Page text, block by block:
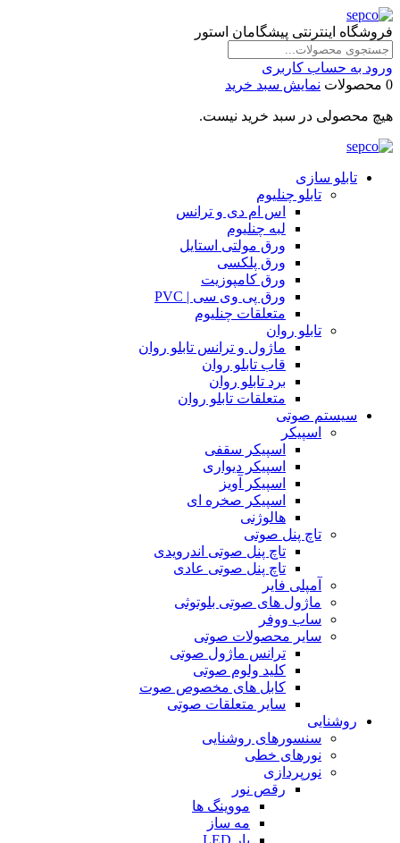
فروشگاه اینترنتی پیشگامان استور
ورود به حساب کاربری
0 محصولات
نمایش سبد خرید
هیچ محصولی در سبد خرید نیست.
تابلو سازی
تابلو چنلیوم
اس ام دی و ترانس
لبه چنلیوم
ورق مولتی استایل
ورق پلکسی
ورق کامپوزیت
ورق پی وی سی | PVC
متعلقات چنلیوم
تابلو روان
ماژول و ترانس تابلو روان
قاب تابلو روان
برد تابلو روان
متعلقات تابلو روان
سیستم صوتی
اسپیکر
اسپیکر سقفی
اسپیکر دیواری
اسپیکر آویز
اسپیکر صخره ای
هالوژنی
تاچ پنل صوتی
تاچ پنل صوتی اندرویدی
تاچ پنل صوتی عادی
آمپلی فایر
ماژول های صوتی بلوتوثی
ساب ووفر
سایر محصولات صوتی
ترانس ماژول صوتی
کلید ولوم صوتی
کابل های مخصوص صوت
سایر متعلقات صوتی
روشنایی
سنسورهای روشنایی
نورهای خطی
نورپردازی
رقص نور
مووینگ ها
مه ساز
پار LED